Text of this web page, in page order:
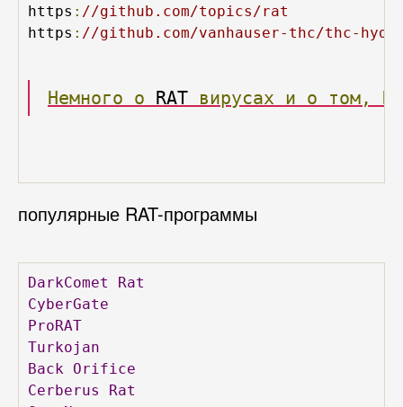
https : //github.com/topics/rat
https : //github.com/vanhauser-thc/thc-
Немного о RAT вирусах и о том,
популярные RAT-программы
DarkComet
Rat
CyberGate
ProRAT
Turkojan
Back
Orifice
Cerberus
Rat